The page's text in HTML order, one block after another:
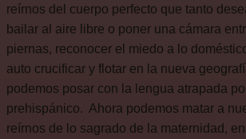
reírnos del cuerpo perfecto que tanto
bailar al aire libre o poner una cámara
piernas, reconocer el miedo a lo
auto crucificar y flotar en la nueva
podemos posar con la lengua atrapada
prehispánico. Ahora podemos matar a
reírnos de lo sagrado de la maternidad,